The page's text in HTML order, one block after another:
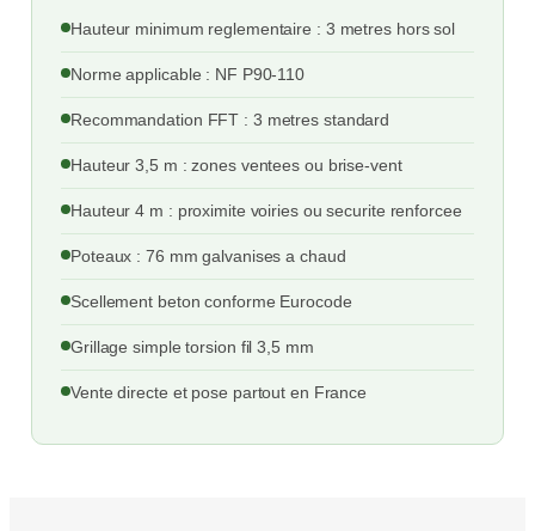
Hauteur minimum reglementaire : 3 metres hors sol
Norme applicable : NF P90-110
Recommandation FFT : 3 metres standard
Hauteur 3,5 m : zones ventees ou brise-vent
Hauteur 4 m : proximite voiries ou securite renforcee
Poteaux : 76 mm galvanises a chaud
Scellement beton conforme Eurocode
Grillage simple torsion fil 3,5 mm
Vente directe et pose partout en France